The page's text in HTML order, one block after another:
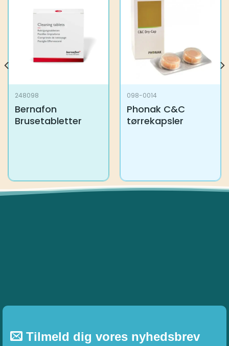
248098
Bernafon
Brusetabletter
098-0014
Phonak C&C
tørrekapsler
Tilmeld dig vores nyhedsbrev